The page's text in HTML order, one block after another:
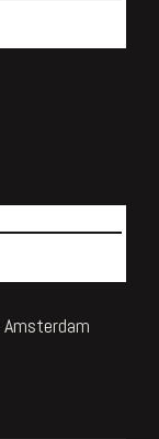
Amsterdam